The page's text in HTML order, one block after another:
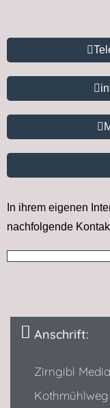
In ihrem eigenen
nachfolgende
Anschrift:
Zirngibl Media
Kothmühlweg